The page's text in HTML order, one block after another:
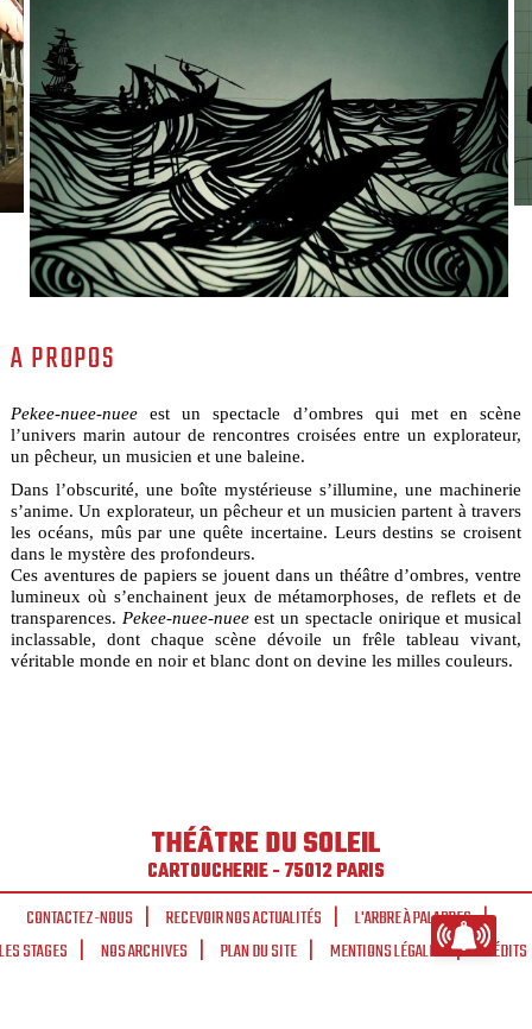
A PROPOS
Pekee-nuee-nueeest un spectacle d’ombres qui met en scène
l’univers marin autour de rencontres croisées entre un explorateur,
un pêcheur, un musicien et une baleine.
Dans l’obscurité, une boîte mystérieuse s’illumine, une machinerie
s’anime. Un explorateur, un pêcheur et un musicien partent à travers
les océans, mûs par une quête incertaine. Leurs destins se croisent
dans le mystère des profondeurs.
Ces aventures de papiers se jouent dans un théâtre d’ombres, ventre
lumineux où s’enchainent jeux de métamorphoses, de reflets et de
transparences. Pekee-nuee-nueeest un spectacle onirique et musical
inclassable, dont chaque scène dévoile un frêle tableau vivant,
véritable monde en noir et blanc dont on devine les milles couleurs.
THÉÂTRE DU SOLEIL
CARTOUCHERIE - 75012 PARIS
CONTACTEZ-NOUS
RECEVOIR NOS ACTUALITÉS
L'ARBRE À PALABRES
LES STAGES
NOS ARCHIVES PLAN DU SITE MENTIONS LÉGALES CRÉDITS